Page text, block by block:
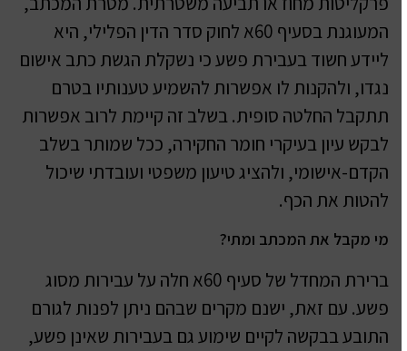
המעוגנת בסעיף 60א לחוק סדר הדין הפלילי, היא
ליידע חשוד בעבירת פשע כי נשקלת הגשת כתב אישום
נגדו, ולהקנות לו אפשרות להשמיע טענותיו בטרם
תתקבל החלטה סופית. בשלב זה קיימת לרוב אפשרות
לבקש עיון בעיקרי חומר החקירה, ככל שמותר בשלב
הקדם-אישומי, ולהציג טיעון משפטי ועובדתי שיכול
להטות את הכף.
מי מקבל את המכתב ומתי?
ברירת המחדל של סעיף 60א חלה על עבירות מסוג
פשע. עם זאת, ישנם מקרים שבהם ניתן לפנות לגורם
התובע בבקשה לקיים שימוע גם בעבירות שאינן פשע,